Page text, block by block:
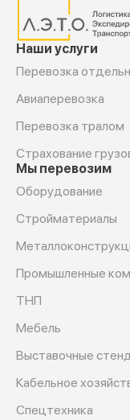
Наши услуги
Перевозка
Авиаперевозка
Перевозка тралом
Страхование
Мы перевозим
Оборудование
Cтройматериалы
Промышленные
ТНП
Мебель
Выставочные
Кабельное
Спецтехника